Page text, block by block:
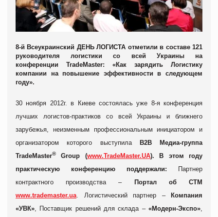
8-й Всеукраинский ДЕНЬ ЛОГИСТА отметили в составе 121
руководителя логистики со всей Украины на
конференции TradeMaster: «Как зарядить Логистику
компании на повышение эффективности в следующем
году».
30 ноября 2012г. в Киеве состояласьуже 8-я конференция
лучших логистов-практиков со всей Украины и ближнего
зарубежья, неизменным профессиональным инициатором и
организатором которого выступила
B2B Медиа-группа
TradeMaster® Group (www.TradeMaster.UA). В этом году
практическую конференцию поддержали:
Партнер
контрактного производства –
Портал об СТМ
www.trademaster.ua
Логистический партнер –Компания
«УВК»
Поставщик решений для склада –«Модерн-Экспо»